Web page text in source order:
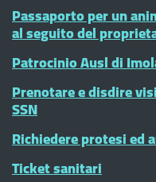
Passaporto per un
al seguito del
Patrocinio Ausl di
Prenotare e disdire
SSN
Richiedere protesi ed
Ticket sanitari